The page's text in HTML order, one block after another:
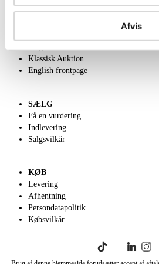
Afvis
OM OS
Klassisk Auktion
English frontpage
SÆLG
Få en vurdering
Indlevering
Salgsvilkår
KØB
Levering
Afhentning
Persondatapolitik
Købsvilkår